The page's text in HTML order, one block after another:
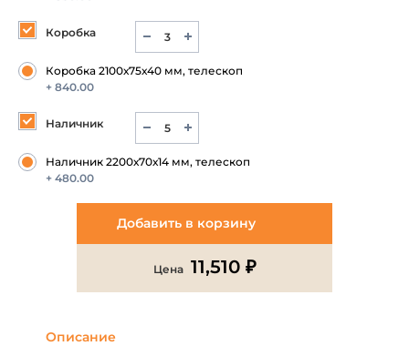
Коробка
Коробка 2100х75х40 мм, телескоп
+ 840.00
Наличник
Наличник 2200х70х14 мм, телескоп
+ 480.00
Добавить в корзину
Цена 11,510 ₽
Описание